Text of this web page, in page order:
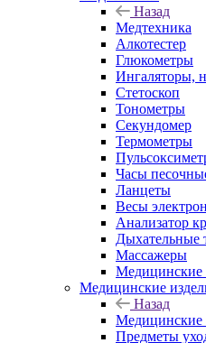
Назад
Медтехника
Алкотестер
Глюкометры
Ингаляторы,
Стетоскоп
Тонометры
Секундомер
Термометры
Часы
Ланцеты
Весы
Анализатор
Дыхательные
Массажеры
Медицинские
Медицинские
Назад
Медицинские
Предметы